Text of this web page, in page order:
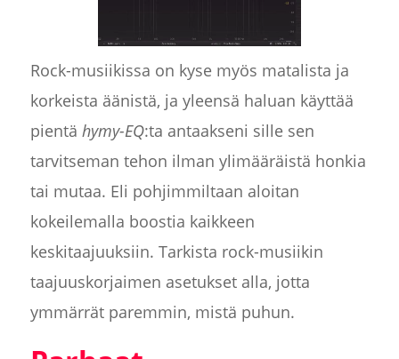
Rock-musiikissa on kyse myös matalista ja
korkeista äänistä, ja yleensä haluan käyttää
pientä hymy-EQ:ta antaakseni sille sen
tarvitseman tehon ilman ylimääräistä honkia
tai mutaa. Eli pohjimmiltaan aloitan
kokeilemalla boostia kaikkeen
keskitaajuuksiin. Tarkista rock-musiikin
taajuuskorjaimen asetukset alla, jotta
ymmärrät paremmin, mistä puhun.